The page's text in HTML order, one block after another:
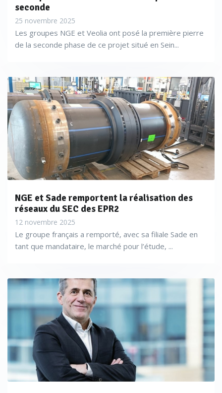
seconde
25 novembre 2025
Les groupes NGE et Veolia ont posé la première pierre
de la seconde phase de ce projet situé en Sein...
NGE et Sade remportent la réalisation des
réseaux du SEC des EPR2
12 novembre 2025
Le groupe français a remporté, avec sa filiale Sade en
tant que mandataire, le marché pour l’étude, ...